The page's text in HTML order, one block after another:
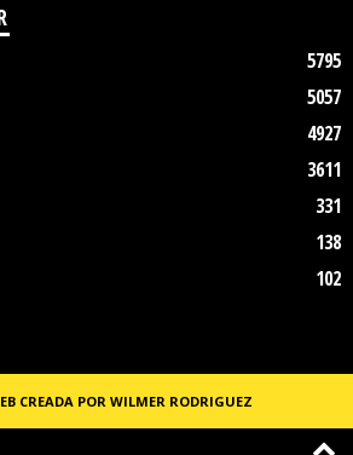
5795
5057
4927
3611
331
138
102
CREADA POR WILMER RODRIGUEZ